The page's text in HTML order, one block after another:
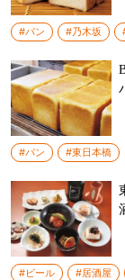
#パン #乃木坂
#パン #東日本橋
#ビール #居酒屋